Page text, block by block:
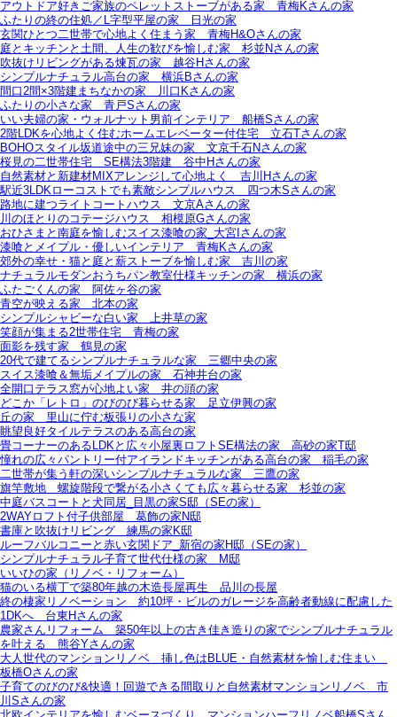
アウトドア好きご家族のペレットストーブがある家＿青梅Kさんの家
ふたりの終の住処／L字型平屋の家＿日光の家
玄関ひとつ二世帯で心地よく住まう家＿青梅H&Oさんの家
庭とキッチンと土間、人生の歓びを愉しむ家＿杉並Nさんの家
吹抜けリビングがある煉瓦の家＿越谷Hさんの家
シンプルナチュラル高台の家＿横浜Bさんの家
間口2間×3階建まちなかの家＿川口Kさんの家
ふたりの小さな家＿青戸Sさんの家
いい夫婦の家・ウォルナット男前インテリア＿船橋Sさんの家
2階LDKを心地よく住むホームエレベーター付住宅＿立石Tさんの家
BOHOスタイル坂道途中の三兄妹の家＿文京千石Nさんの家
桜見の二世帯住宅＿SE構法3階建＿谷中Hさんの家
自然素材と新建材MIXアレンジして心地よく＿吉川Hさんの家
駅近3LDKローコストでも素敵シンプルハウス＿四つ木Sさんの家
路地に建つライトコートハウス＿文京Aさんの家
川のほとりのコテージハウス＿相模原Gさんの家
おひさまと南庭を愉しむスイス漆喰の家_大宮Iさんの家
漆喰とメイプル・優しいインテリア＿青梅Kさんの家
郊外の幸せ・猫と庭と薪ストーブを愉しむ家＿吉川の家
ナチュラルモダンおうちパン教室仕様キッチンの家＿横浜の家
ふたごくんの家＿阿佐ヶ谷の家
青空が映える家＿北本の家
シンプルシャビーな白い家＿上井草の家
笑顔が集まる2世帯住宅＿青梅の家
面影を残す家＿鶴見の家
20代で建てるシンプルナチュラルな家＿三郷中央の家
スイス漆喰＆無垢メイプルの家＿石神井台の家
全開口テラス窓が心地よい家＿井の頭の家
どこか「レトロ」のびのび暮らせる家＿足立伊興の家
丘の家＿里山に佇む板張りの小さな家
眺望良好タイルテラスのある高台の家
畳コーナーのあるLDKと広々小屋裏ロフトSE構法の家＿高砂の家T邸
憧れの広々パントリー付アイランドキッチンがある高台の家＿稲毛の家
二世帯が集う軒の深いシンプルナチュラルな家＿三鷹の家
旗竿敷地＿螺旋階段で繋がる小さくても広々暮らせる家＿杉並の家
中庭バスコートと犬同居_目黒の家S邸（SEの家）
2WAYロフト付子供部屋＿葛飾の家N邸
書庫と吹抜けリビング 練馬の家K邸
ルーフバルコニーと赤い玄関ドア_新宿の家H邸（SEの家）
シンプルナチュラル子育て世代仕様の家 M邸
いいひの家（リノベ・リフォーム）
猫のいる横丁で築80年越の木造長屋再生＿品川の長屋
終の棲家リノベーション＿約10坪・ビルのガレージを高齢者動線に配慮した
1DKへ＿台東Hさんの家
農家さんリフォーム＿築50年以上の古き佳き造りの家でシンプルナチュラル
を叶える＿熊谷Yさんの家
大人世代のマンションリノベ＿挿し色はBLUE・自然素材を愉しむ住まい＿
板橋Oさんの家
子育てのびのび&快適！回遊できる間取りと自然素材マンションリノベ＿市
川Sさんの家